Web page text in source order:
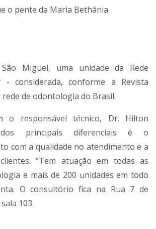
o pente da Maria Bethânia.
Miguel, uma unidade da Rede
- considerada, conforme a Revista
rede de odontologia do Brasil.
o responsável técnico, Dr. Hilton
principais diferenciais é o
com a qualidade no atendimento e a
“Tem atuação em todas as
e mais de 200 unidades em todo
O consultório fica na Rua 7 de
103.